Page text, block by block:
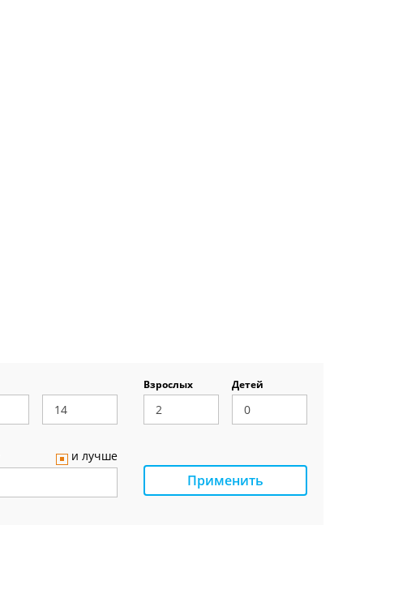
Взрослых Детей
и лучше
Применить